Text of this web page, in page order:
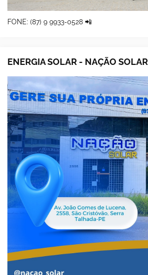
FONE: (87) 9 9933-0528 📲
ENERGIA SOLAR - NAÇÃO SOLAR